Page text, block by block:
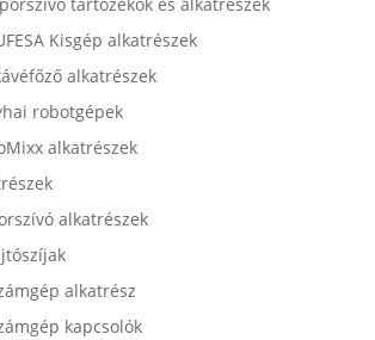
Kisgép alkatrészek
alkatrészek
robotgépek
alkatrészek
alkatrészek
alkatrész
kapcsolók